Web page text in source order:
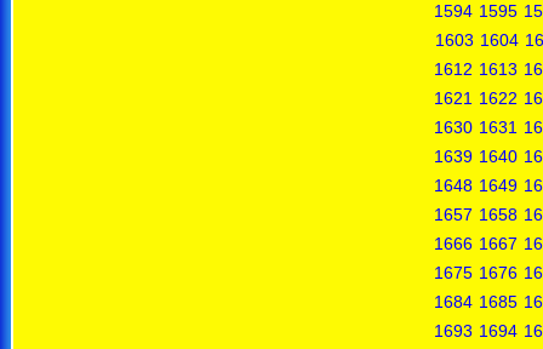
1594 1595
1603 1604
1612 1613
1621 1622
1630 1631
1639 1640
1648 1649
1657 1658
1666 1667
1675 1676
1684 1685
1693 1694